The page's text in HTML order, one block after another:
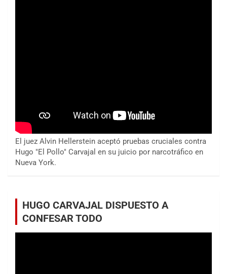
El juez Alvin Hellerstein aceptó pruebas cruciales contra
Hugo "El Pollo" Carvajal en su juicio por narcotráfico en
Nueva York.
HUGO CARVAJAL DISPUESTO A
CONFESAR TODO